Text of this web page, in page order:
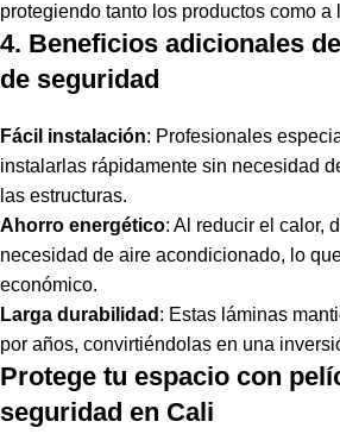
protegiendo tanto los productos como a
4. Beneficios adicionales
de seguridad
Fácil instalación: Profesionales
instalarlas rápidamente sin necesidad
las estructuras.
Ahorro energético: Al reducir el calor,
necesidad de aire acondicionado, lo
económico.
Larga durabilidad : Estas láminas
por años, convirtiéndolas en una
Protege tu espacio con
seguridad en Cali